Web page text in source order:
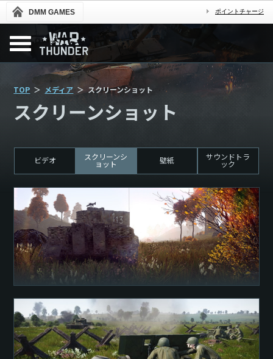
DMM GAMES ポイントチャージ
TOP メディア スクリーンショット
スクリーンショット
ビデオ スクリーンシ
ョット 壁紙 サウンドトラ
ック